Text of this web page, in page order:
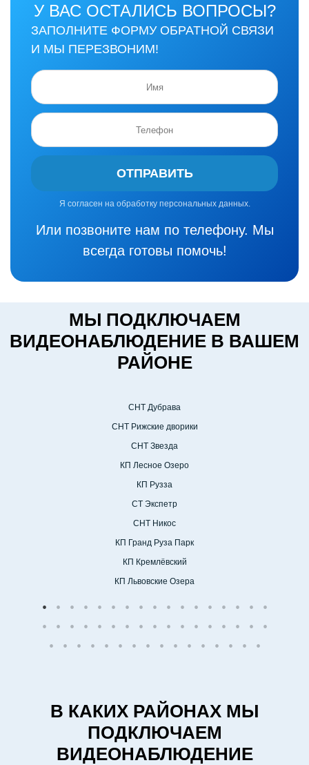
У ВАС ОСТАЛИСЬ ВОПРОСЫ?
ЗАПОЛНИТЕ ФОРМУ ОБРАТНОЙ СВЯЗИ
И МЫ ПЕРЕЗВОНИМ!
ОТПРАВИТЬ
Я согласен на обработку персональных данных.
Или позвоните нам по телефону. Мы
всегда готовы помочь!
МЫ ПОДКЛЮЧАЕМ
ВИДЕОНАБЛЮДЕНИЕ В ВАШЕМ
РАЙОНЕ
СНТ Дубрава
СНТ Рижские дворики
СНТ Звезда
КП Лесное Озеро
КП Рузза
СТ Экспетр
СНТ Никос
КП Гранд Руза Парк
КП Кремлёвский
КП Львовские Озера
В КАКИХ РАЙОНАХ МЫ
ПОДКЛЮЧАЕМ
ВИДЕОНАБЛЮДЕНИЕ